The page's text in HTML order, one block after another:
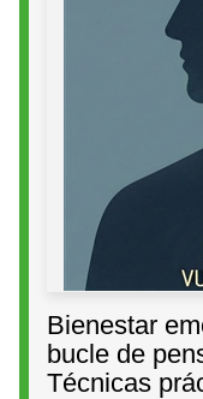
Bienestar
bucle de
Técnicas